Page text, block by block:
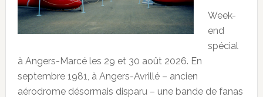
Week-
end
spécial
à Angers-Marcé les 29 et 30 août 2026. En
septembre 1981, à Angers-Avrillé – ancien
aérodrome désormais disparu – une bande de fanas